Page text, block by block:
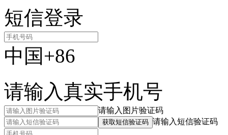
短信登录
中国+86
请输入真实手机号
请输入图片验证码
获取短信验证码 请输入短信验证码